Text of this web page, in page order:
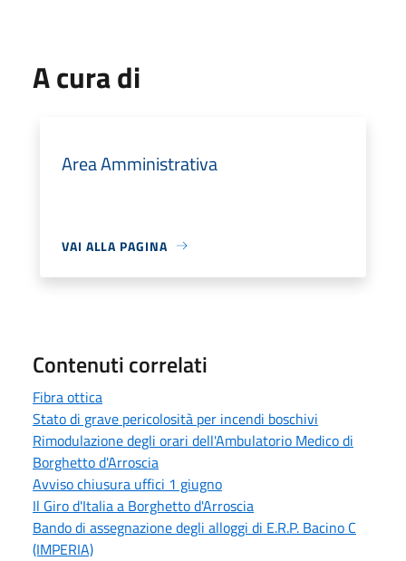
A cura di
Area Amministrativa
VAI ALLA PAGINA
Contenuti correlati
Fibra ottica
Stato di grave pericolosità per incendi boschivi
Rimodulazione degli orari dell'Ambulatorio Medico di
Borghetto d'Arroscia
Avviso chiusura uffici 1 giugno
Il Giro d'Italia a Borghetto d'Arroscia
Bando di assegnazione degli alloggi di E.R.P. Bacino C
(IMPERIA)